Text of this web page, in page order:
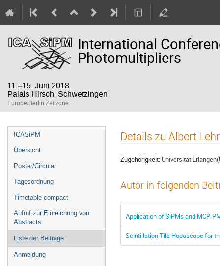
International
Photomultipliers
11.–15. Juni 2018
Palais Hirsch, Schwetzingen
Europe/Berlin Zeitzone
Veranstaltungsmenü
ICASiPM
Übersicht
Poster/Circular
Tagesordnung
Timetable compact
Aufruf zur Einreichung von
Abstracts
Liste der Beiträge
Anmeldung
Details zu Albert
Zugehörigkeit: Universität
Autor in folgenden
Application of SiPMs and MCP-
Scintillation Tile Hodoscope for